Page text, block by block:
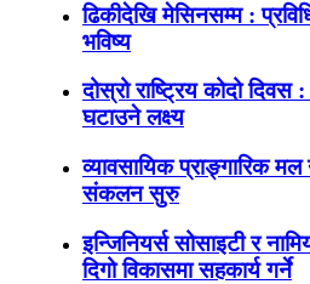
ढिकीदेखि मेसिनसम्म :
भविष्य
दोस्रो राष्ट्रिय कोदो
घटाउने लक्ष्य
व्यावसायिक प्राङ्गारिक
संकलन सुरु
इन्जिनियर्स सोसाइटी र
दिगो विकासमा सहकार्य गर्ने